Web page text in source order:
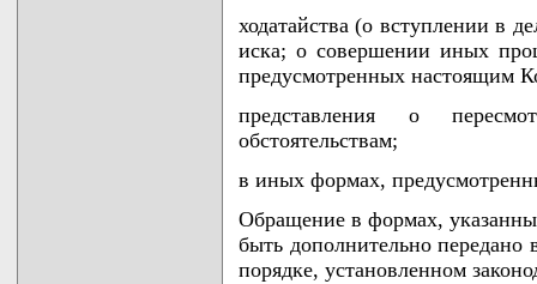
ходатайства (о вступлении в
иска; о совершении иных
предусмотренных настоящим
представления о
обстоятельствам;
в иных формах,
Обращение в формах,
быть дополнительно передано
порядке, установленном